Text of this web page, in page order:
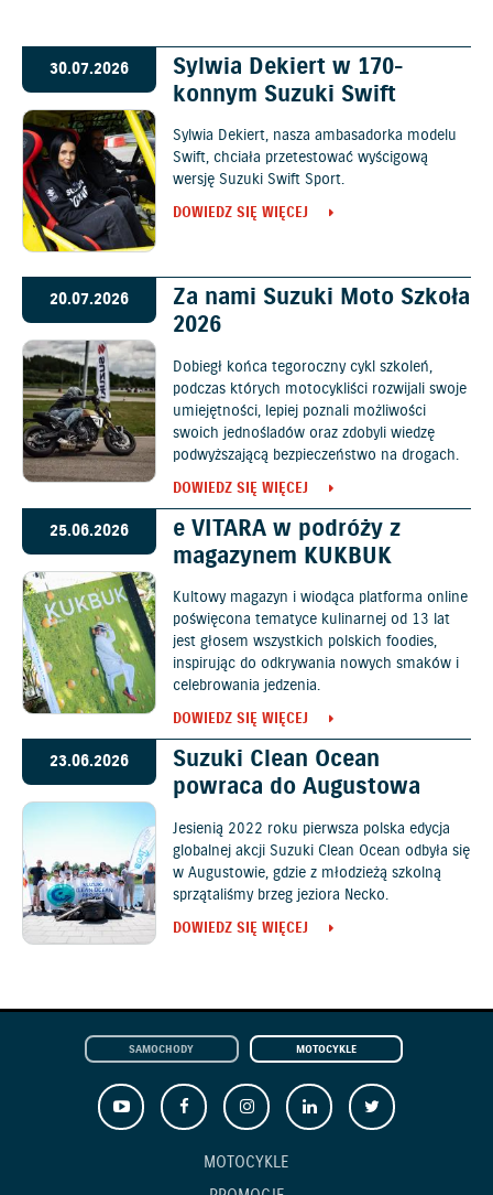
30.07.2026
Sylwia Dekiert w 170-
konnym Suzuki Swift
Sylwia Dekiert, nasza ambasadorka modelu
Swift, chciała przetestować wyścigową
wersję Suzuki Swift Sport.
DOWIEDZ SIĘ WIĘCEJ
20.07.2026
Za nami Suzuki Moto Szkoła
2026
Dobiegł końca tegoroczny cykl szkoleń,
podczas których motocykliści rozwijali swoje
umiejętności, lepiej poznali możliwości
swoich jednośladów oraz zdobyli wiedzę
podwyższającą bezpieczeństwo na drogach.
DOWIEDZ SIĘ WIĘCEJ
25.06.2026
e VITARA w podróży z
magazynem KUKBUK
Kultowy magazyn i wiodąca platforma online
poświęcona tematyce kulinarnej od 13 lat
jest głosem wszystkich polskich foodies,
inspirując do odkrywania nowych smaków i
celebrowania jedzenia.
DOWIEDZ SIĘ WIĘCEJ
23.06.2026
Suzuki Clean Ocean
powraca do Augustowa
Jesienią 2022 roku pierwsza polska edycja
globalnej akcji Suzuki Clean Ocean odbyła się
w Augustowie, gdzie z młodzieżą szkolną
sprzątaliśmy brzeg jeziora Necko.
DOWIEDZ SIĘ WIĘCEJ
SAMOCHODY MOTOCYKLE
MOTOCYKLE